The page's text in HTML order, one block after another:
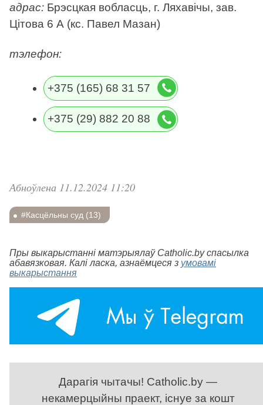
адрас: Брэсцкая вобласць, г. Ляхавічы, зав.
Цітова 6 А (кс. Павел Мазан)
тэлефон:
+375 (165) 68 31 57
+375 (29) 882 20 88
Абноўлена 11.12.2024 11:20
#Касцёльны суд (13)
Пры выкарыстанні матэрыялаў Catholic.by спасылка
абавязковая. Калі ласка, азнаёмцеся з умовамі
выкарыстання
Дарагія чытачы! Catholic.by —
некамерцыйны праект, існуе за кошт